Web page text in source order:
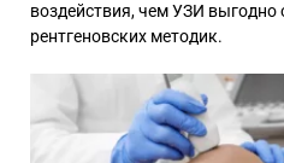
воздействия, чем УЗИ выгодно
рентгеновских методик.